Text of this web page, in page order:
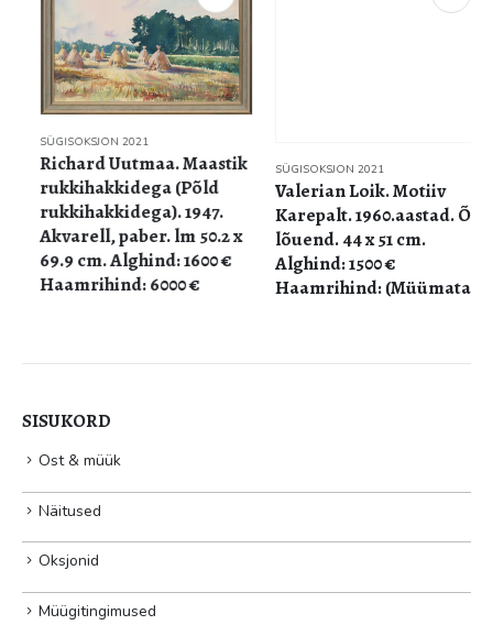
SÜGISOKSJON 2021
Richard Uutmaa. Maastik
rukkihakkidega (Põld
rukkihakkidega). 1947.
Akvarell, paber. lm 50.2 x
69.9 cm. Alghind: 1600 €
Haamrihind: 6000 €
SÜGISOKSJON 2021
Valerian Loik. Motiiv
Karepalt. 1960.aastad. Õli,
lõuend. 44 x 51 cm.
Alghind: 1500 €
Haamrihind: (Müümata)
SISUKORD
Ost & müük
Näitused
Oksjonid
Müügitingimused